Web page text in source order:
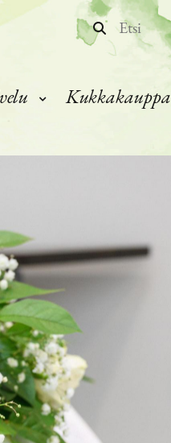
Etsi
Kukkakauppa